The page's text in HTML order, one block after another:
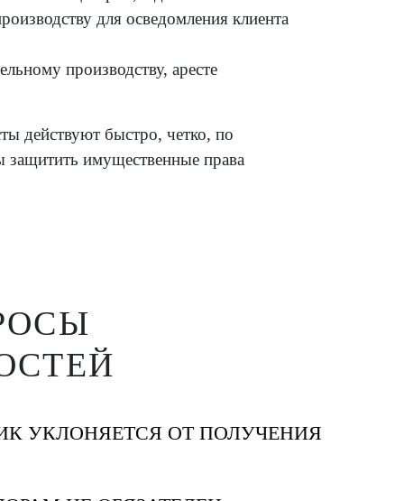
для осведомления клиента
производству, аресте
действуют быстро, четко, по
защитить имущественные права
УКЛОНЯЕТСЯ ОТ ПОЛУЧЕНИЯ